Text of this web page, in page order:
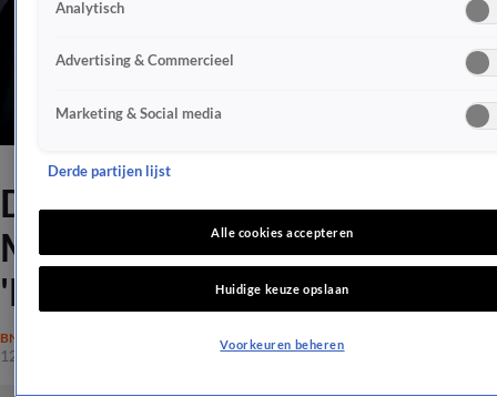
Dít hield Andy van der
Meijde geheim voor Melisa:
'Durfde niet te zeggen'
BN'ERS
12 dec 2025, 11:10
Analytisch
Advertising & Commercieel
Marketing & Social media
Derde partijen lijst
Alle cookies accepteren
Huidige keuze opslaan
Voorkeuren beheren